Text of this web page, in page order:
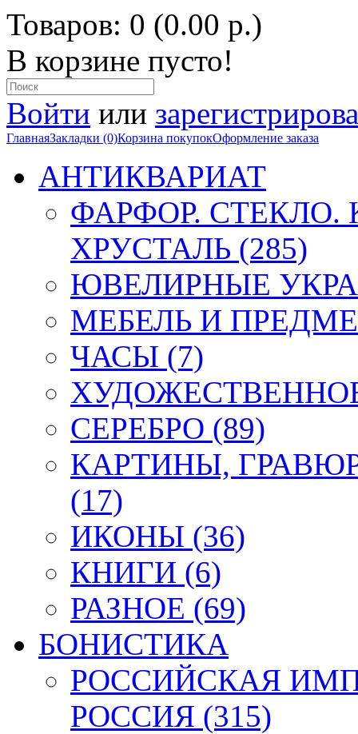
Товаров: 0 (0.00 р.)
В корзине пусто!
Войти или
ГлавнаяЗакладки (0)Корзина покупокОформление заказа
АНТИКВАРИАТ
ФАРФОР.
ХРУСТАЛЬ (285)
ЮВЕЛИРНЫЕ
МЕБЕЛЬ И
ЧАСЫ (7)
СЕРЕБРО (89)
КАРТИНЫ,
(17)
ИКОНЫ (36)
КНИГИ (6)
РАЗНОЕ (69)
БОНИСТИКА
РОССИЙСКАЯ
РОССИЯ (315)